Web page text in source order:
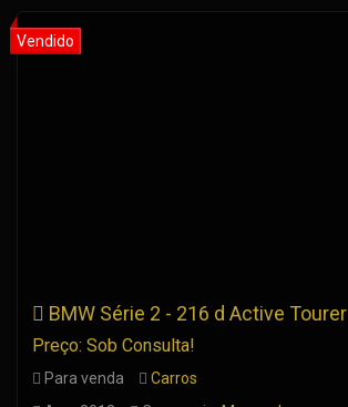
BMW Série 2 - 216 d Active Tourer
Preço: Sob Consulta!
Para venda
Carros